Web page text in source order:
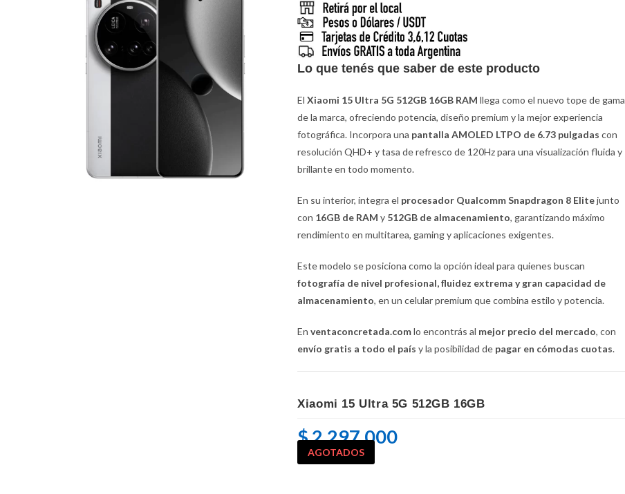
Lo que tenés que saber de este producto
ElXiaomi 15 Ultra 5G 512GB 16GB RAM llega como el nuevo tope de gama
de la marca, ofreciendo potencia, diseño premium y la mejor experiencia
fotográfica. Incorpora una pantalla AMOLED LTPO de 6.73 pulgadas con
resolución QHD+ y tasa de refresco de 120Hz para una visualización fluida y
brillante en todo momento.
En su interior, integra el procesador Qualcomm Snapdragon 8 Elitejunto
con 16GB de RAM y 512GB de almacenamiento, garantizando máximo
rendimiento en multitarea, gaming y aplicaciones exigentes.
Este modelo se posiciona como la opción ideal para quienes buscan
fotografía de nivel profesional, fluidez extrema y gran capacidad de
almacenamiento, en un celular premium que combina estilo y potencia.
Enventaconcretada.comlo encontrás al mejor precio del mercado, con
envío gratis a todo el país y la posibilidad de pagar en cómodas cuotas.
Xiaomi 15 Ultra 5G 512GB 16GB
$2.297.000
AGOTADOS